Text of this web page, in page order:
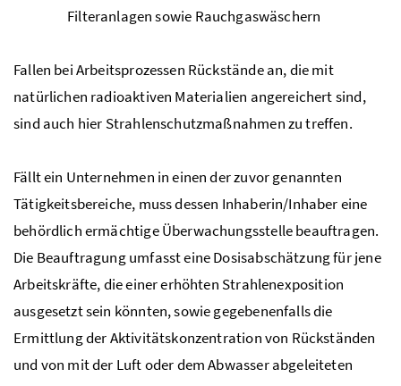
Filteranlagen sowie Rauchgaswäschern
Fallen bei Arbeitsprozessen Rückstände an, die mit
natürlichen radioaktiven Materialien angereichert sind,
sind auch hier Strahlenschutzmaßnahmen zu treffen.
Fällt ein Unternehmen in einen der zuvor genannten
Tätigkeitsbereiche, muss dessen Inhaberin/Inhaber eine
behördlich ermächtige Überwachungsstelle beauftragen.
Die Beauftragung umfasst eine Dosisabschätzung für jene
Arbeitskräfte, die einer erhöhten Strahlenexposition
ausgesetzt sein könnten, sowie gegebenenfalls die
Ermittlung der Aktivitätskonzentration von Rückständen
und von mit der Luft oder dem Abwasser abgeleiteten